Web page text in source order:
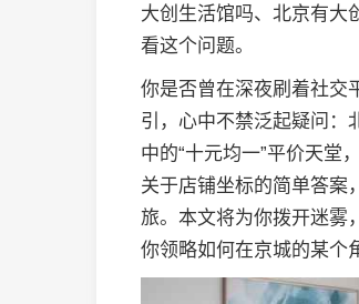
大创生活馆吗、北京有大
看这个问题。
你是否曾在深夜刷着社交
引，心中不禁泛起疑问：
中的“十元均一”平价天堂
关于店铺坐标的简单答案
旅。本文将为你拨开迷雾
你领略如何在京城的某个